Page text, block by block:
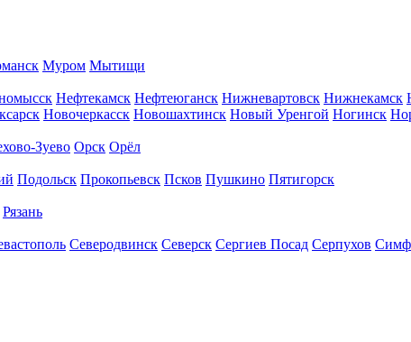
Муром Мытищи
Нефтекамск Нефтеюганск Нижневартовск Нижнекамск
Новочеркасск Новошахтинск Новый Уренгой Ногинск
Зуево Орск Орёл
Подольск Прокопьевск Псков Пушкино Пятигорск
Рязань
Северодвинск Северск Сергиев Посад Серпухов